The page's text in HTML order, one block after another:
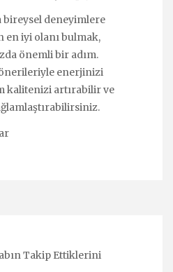
deneyimlere
en iyi olanı bulmak,
önemli bir adım.
enerjinizi
kalitenizi artırabilir ve
Takip Ettiklerini